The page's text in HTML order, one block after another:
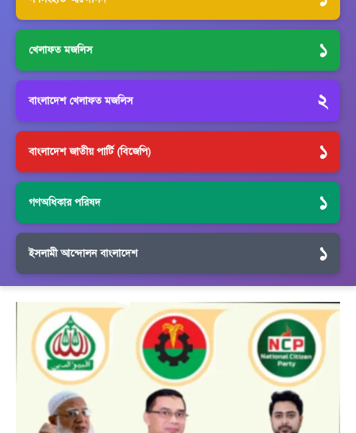
খেলাফত মজলিস ১
বাংলাদেশ খেলাফত মজলিস ২
বাংলাদেশ জাতীয় পার্টি (বিজেপি) ১
গণঅধিকার পরিষদ ১
ইসলামী আন্দোলন বাংলাদেশ ১